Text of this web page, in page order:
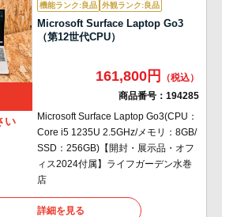
い
機能ランク:良品 外観ランク:良品
Microsoft Surface Laptop Go3
（第12世代CPU）
161,800円
商品番号： 194285
Microsoft Surface Laptop Go3(CPU：
Core i5 1235U 2.5GHz/メモリ：8GB/
SSD：256GB)【開封・展示品・オフ
ィス2024付属】ライフガーデン水巻
店
詳細を見る